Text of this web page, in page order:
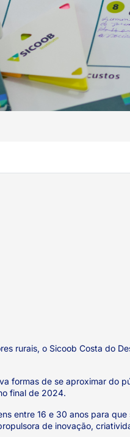
rurais, o Sicoob Costa do
formas de se aproximar do
final de 2024.
entre 16 e 30 anos para
de inovação,